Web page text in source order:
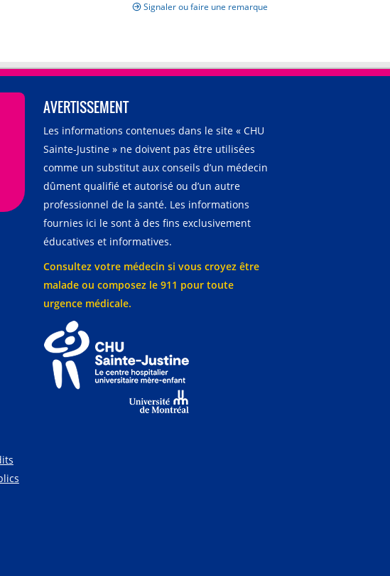
Signaler ou faire une remarque
AVERTISSEMENT
Les informations contenues dans le site « CHU
Sainte-Justine » ne doivent pas être utilisées
comme un substitut aux conseils d’un médecin
dûment qualifié et autorisé ou d’un autre
professionnel de la santé. Les informations
fournies ici le sont à des fins exclusivement
éducatives et informatives.
Consultez votre médecin si vous croyez être
malade ou composez le 911 pour toute
urgence médicale.